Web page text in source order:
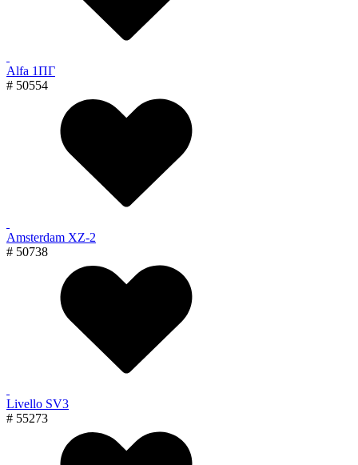
Alfa 1ПГ
# 50554
Amsterdam XZ-2
# 50738
Livello SV3
# 55273